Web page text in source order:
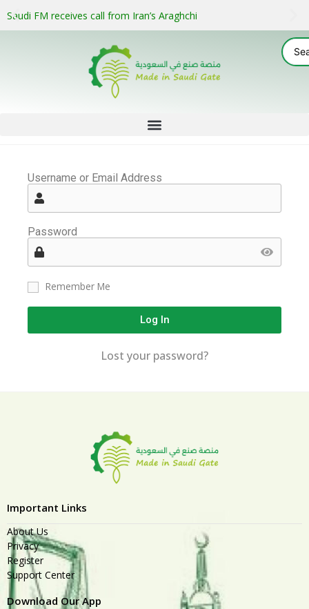
Saudi FM receives call from Iran’s Araghchi
Username or Email Address
Password
Remember Me
Log In
Lost your password?
Important Links
About Us
Privacy
Register
Support Center
Download Our App